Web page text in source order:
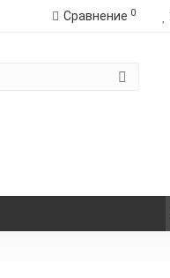
Сравнение 0